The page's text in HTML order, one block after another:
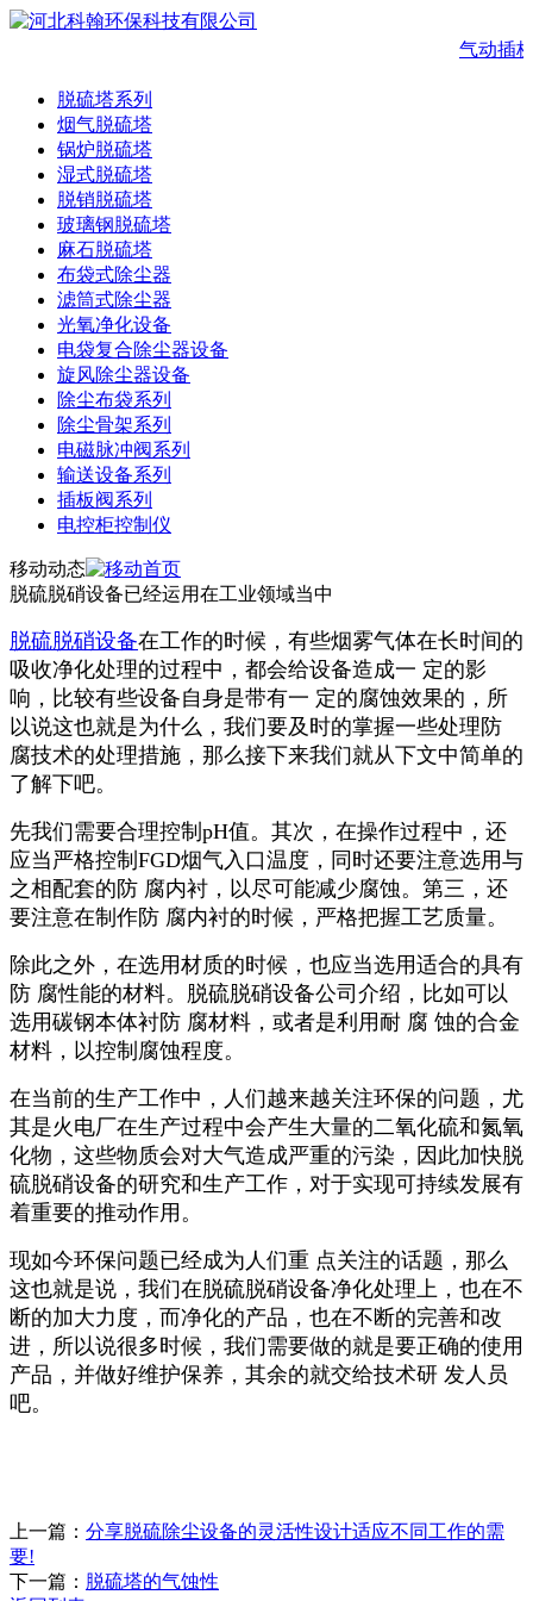
气动插
脱硫塔系列
烟气脱硫塔
锅炉脱硫塔
湿式脱硫塔
脱销脱硫塔
玻璃钢脱硫塔
麻石脱硫塔
布袋式除尘器
滤筒式除尘器
光氧净化设备
电袋复合除尘器设备
旋风除尘器设备
除尘布袋系列
除尘骨架系列
电磁脉冲阀系列
输送设备系列
插板阀系列
电控柜控制仪
移动动态
脱硫脱硝设备已经运用在工业领域当中
脱硫脱硝设备在工作的时候，有些烟雾气体在长时间的
吸收净化处理的过程中，都会给设备造成一 定的影
响，比较有些设备自身是带有一 定的腐蚀效果的，所
以说这也就是为什么，我们要及时的掌握一些处理防
腐技术的处理措施，那么接下来我们就从下文中简单的
了解下吧。
先我们需要合理控制pH值。其次，在操作过程中，还
应当严格控制FGD烟气入口温度，同时还要注意选用与
之相配套的防 腐内衬，以尽可能减少腐蚀。第三，还
要注意在制作防 腐内衬的时候，严格把握工艺质量。
除此之外，在选用材质的时候，也应当选用适合的具有
防 腐性能的材料。脱硫脱硝设备公司介绍，比如可以
选用碳钢本体衬防 腐材料，或者是利用耐 腐 蚀的合金
材料，以控制腐蚀程度。
在当前的生产工作中，人们越来越关注环保的问题，尤
其是火电厂在生产过程中会产生大量的二氧化硫和氮氧
化物，这些物质会对大气造成严重的污染，因此加快脱
硫脱硝设备的研究和生产工作，对于实现可持续发展有
着重要的推动作用。
现如今环保问题已经成为人们重 点关注的话题，那么
这也就是说，我们在脱硫脱硝设备净化处理上，也在不
断的加大力度，而净化的产品，也在不断的完善和改
进，所以说很多时候，我们需要做的就是要正确的使用
产品，并做好维护保养，其余的就交给技术研 发人员
吧。
上一篇： 分享脱硫除尘设备的灵活性设计适应不同工作的需
要!
下一篇： 脱硫塔的气蚀性